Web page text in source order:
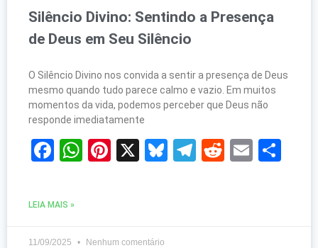
Silêncio Divino: Sentindo a Presença
de Deus em Seu Silêncio
O Silêncio Divino nos convida a sentir a presença de Deus
mesmo quando tudo parece calmo e vazio. Em muitos
momentos da vida, podemos perceber que Deus não
responde imediatamente
Facebook
WhatsApp
Pinterest
X Bluesky
Telegram
Reddit
Email
LEIA MAIS »
11/09/2025 Nenhum comentário